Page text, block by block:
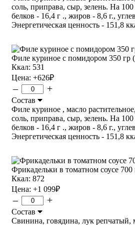
соль, приправа, сыр, зелень. На
белков - 16,4 г ., жиров - 8,6 г.,
Энергетическая ценность - 151,8
Филе куриное с помидором 350 гр
Ккал: 531
Цена: +626₽
– +
Состав
Филе куриное , масло
соль, приправа, сыр, зелень. На
белков - 16,4 г ., жиров - 8,6 г.,
Энергетическая ценность - 151,8
Фрикадельки в томатном соусе 700
Ккал: 872
Цена: +1 099₽
– +
Состав
Свинина, говядина, лук репчатый,